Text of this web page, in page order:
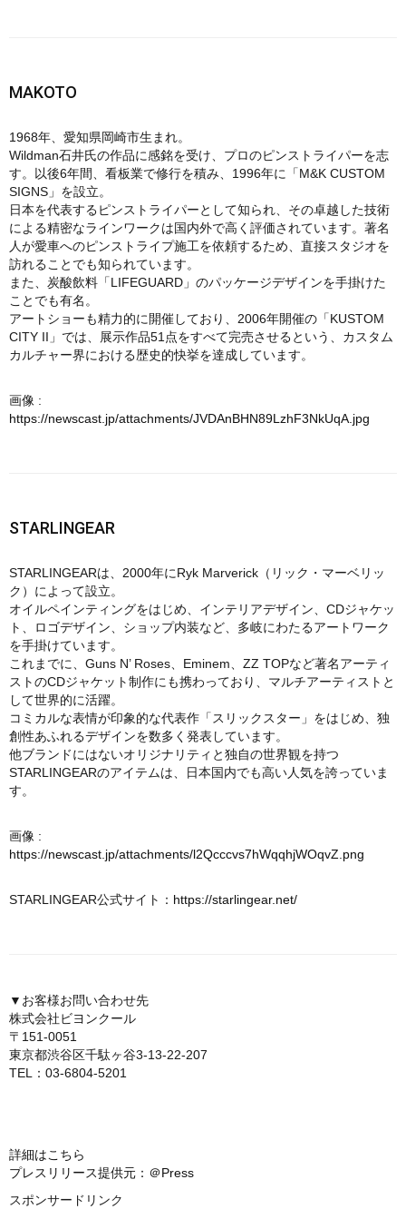
MAKOTO
1968年、愛知県岡崎市生まれ。
Wildman石井氏の作品に感銘を受け、プロのピンストライパーを志
す。以後6年間、看板業で修行を積み、1996年に「M&K CUSTOM
SIGNS」を設立。
日本を代表するピンストライパーとして知られ、その卓越した技術
による精密なラインワークは国内外で高く評価されています。著名
人が愛車へのピンストライプ施工を依頼するため、直接スタジオを
訪れることでも知られています。
また、炭酸飲料「LIFEGUARD」のパッケージデザインを手掛けた
ことでも有名。
アートショーも精力的に開催しており、2006年開催の「KUSTOM
CITY II」では、展示作品51点をすべて完売させるという、カスタム
カルチャー界における歴史的快挙を達成しています。
画像 :
https://newscast.jp/attachments/JVDAnBHN89LzhF3NkUqA.jpg
STARLINGEAR
STARLINGEARは、2000年にRyk Marverick（リック・マーベリッ
ク）によって設立。
オイルペインティングをはじめ、インテリアデザイン、CDジャケッ
ト、ロゴデザイン、ショップ内装など、多岐にわたるアートワーク
を手掛けています。
これまでに、Guns N’ Roses、Eminem、ZZ TOPなど著名アーティ
ストのCDジャケット制作にも携わっており、マルチアーティストと
して世界的に活躍。
コミカルな表情が印象的な代表作「スリックスター」をはじめ、独
創性あふれるデザインを数多く発表しています。
他ブランドにはないオリジナリティと独自の世界観を持つ
STARLINGEARのアイテムは、日本国内でも高い人気を誇っていま
す。
画像 :
https://newscast.jp/attachments/l2Qcccvs7hWqqhjWOqvZ.png
STARLINGEAR公式サイト： https://starlingear.net/
▼お客様お問い合わせ先
株式会社ビヨンクール
〒151-0051
東京都渋谷区千駄ヶ谷3-13-22-207
TEL：03-6804-5201
詳細はこちら
プレスリリース提供元：＠Press
スポンサードリンク